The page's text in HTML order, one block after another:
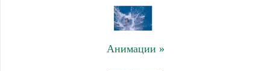
Анимации »